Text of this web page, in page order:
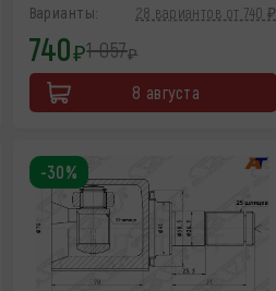
Варианты:
28 вариантов от 740 ₽
740₽1 057₽
8 августа
-30%